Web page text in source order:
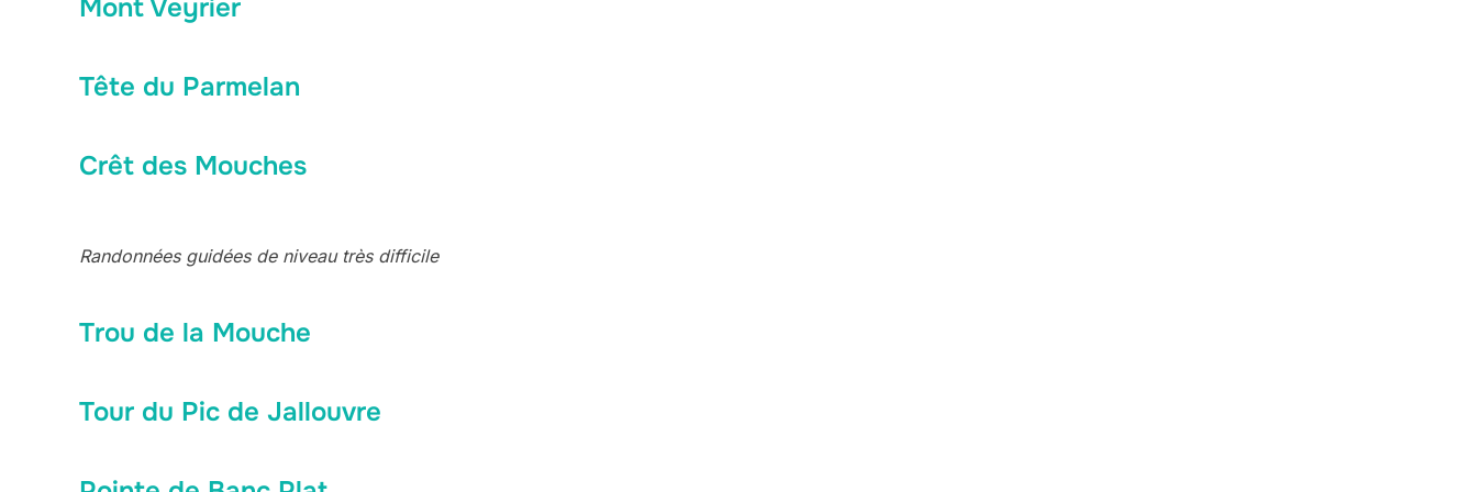
Mont Veyrier
Tête du Parmelan
Crêt des Mouches
Randonnées guidées de niveau très difficile
Trou de la Mouche
Tour du Pic de Jallouvre